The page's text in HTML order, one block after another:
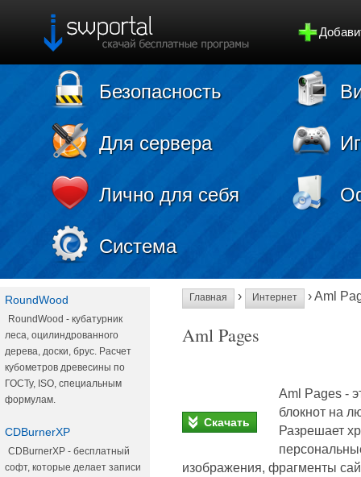
Безопасность
Для сервера
Лично для себя
Система
RoundWood
RoundWood - кубатурник
леса, оцилиндрованного
дерева, доски, брус. Расчет
кубометров древесины по
ГОСТу, ISO, специальным
формулам.
CDBurnerXP
CDBurnerXP - бесплатный
софт, которые делает записи
Главная › Интернет › Aml
Aml Pages
Скачать
Aml Pages -
блокнот на
Разрешает
изображения, фрагменты